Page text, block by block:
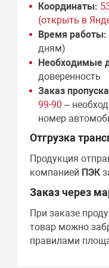
Координаты:
(открыть в
Время работы:
дням)
Необходимые
доверенность
Заказ
99-90 –
номер
Отгрузка
Продукция
компанией ПЭК
Заказ через
При заказе
товар можно
правилами